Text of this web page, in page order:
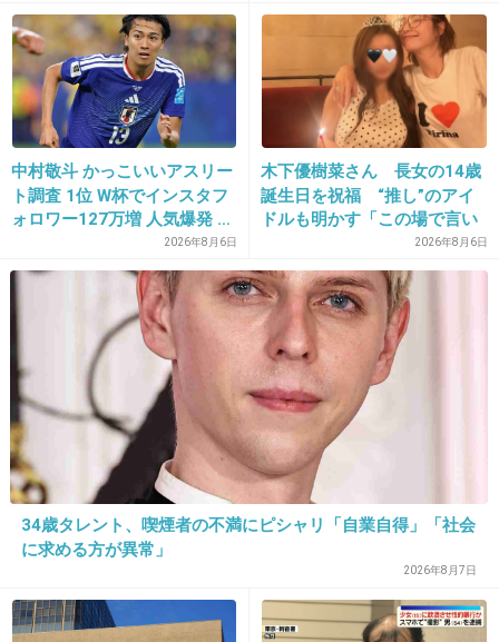
15. 匿名2013/04/25(木) 16:31:40
AKBと韓流が出ないといいんだけど。
まあ無理だよね・・・
+43 -6
16. 匿名 2013/04/25(木) 16:31:51
朋ちゃんが出たらいいなあ
出典：img5.blogs.yahoo.co.jp
+57 -19
出継続 通常の生活送ってい
た患者が手足も動かず 京大
病院
げた人が馬鹿じゃないです
か」と捨て台詞を残し会社を
中村敬斗 かっこいいアスリー
ト調査 1位 W杯でインスタフ
ォロワー127万増 人気爆発 …
2位 高橋藍 3位 大谷翔平2026年8月6日
木下優樹菜さん 長女の14歳
誕生日を祝福 “推し”のアイ
ドルも明かす「この場で言い
2026年8月6日
34歳タレント、喫煙者の不満にピシャリ「自業自得」「社会
に求める方が異常」
2026年8月7日